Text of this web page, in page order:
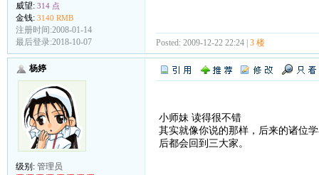
威望: 314 点
金钱: 3140 RMB
注册时间:2008-01-14
最后登录:2018-10-07
Posted: 2009-12-22 22:24 | 3 楼
杨婷
级别: 管理员
小师妹 读得很不错
其实就像你说的那样，后来的诸位
后都会回到三大家。